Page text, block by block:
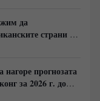
сериозен
пред
да
страни в
ебола
прогнозата
за 2026 г. до